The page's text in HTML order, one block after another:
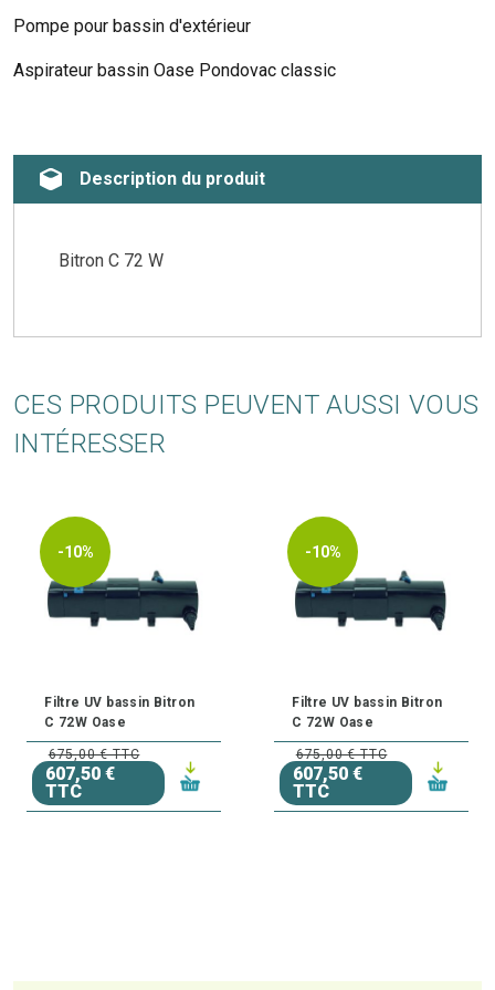
Pompe pour bassin d'extérieur
Aspirateur bassin Oase Pondovac classic
Description du produit
Bitron C 72 W
CES PRODUITS PEUVENT AUSSI VOUS
INTÉRESSER
-10%
Filtre UV bassin Bitron
C 72W Oase
675,00 € TTC
607,50 €
TTC
-10%
Filtre UV bassin Bitron
C 72W Oase
675,00 € TTC
607,50 €
TTC